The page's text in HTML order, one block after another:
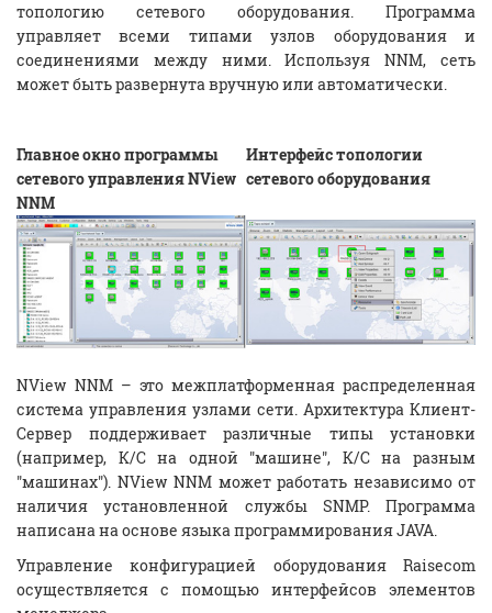
топологию сетевого оборудования. Программа
управляет всеми типами узлов оборудования и
соединениями между ними. Используя NNM, сеть
может быть развернута вручную или автоматически.
Главное окно программы
сетевого управления NView
NNM
Интерфейс топологии
сетевого оборудования
NView NNM – это межплатформенная распределенная
система управления узлами сети. Архитектура Клиент-
Сервер поддерживает различные типы установки
(например, К/С на одной "машине", К/С на разным
"машинах"). NView NNM может работать независимо от
наличия установленной службы SNMP. Программа
написана на основе языка программирования JAVA.
Управление конфигурацией оборудования Raisecom
осуществляется с помощью интерфейсов элементов